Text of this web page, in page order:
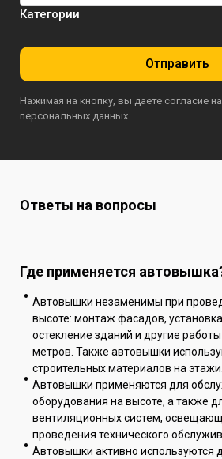
Категории
Отправить
Нажимая на кнопку, вы даете согласие
персональных данных
Ответы на вопросы
Где применяется
Автовышки незаменимы при
высоте: монтаж фасадов,
остекление зданий и другие
метров. Также автовышки
строительных материалов на этажи.
Автовышки применяются для
оборудования на высоте, а также
вентиляционных систем,
проведения технического
Автовышки активно используются